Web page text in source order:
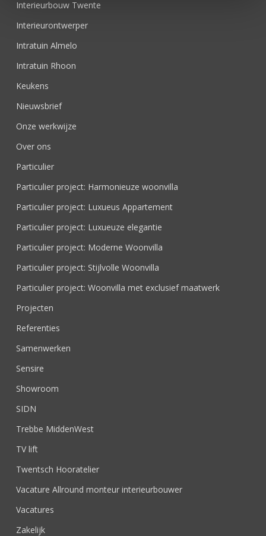
Interieurbouw Twente
Interieurontwerper
Intratuin Almelo
Intratuin Rhoon
Keukens
Nieuwsbrief
Onze werkwijze
Over ons
Particulier
Particulier project: Harmonieuze woonvilla
Particulier project: Luxueus Appartement
Particulier project: Luxueuze elegantie
Particulier project: Moderne Woonvilla
Particulier project: Stijlvolle Woonvilla
Particulier project: Woonvilla met exclusief maatwerk
Projecten
Referenties
Samenwerken
Sensire
Showroom
SIDN
Trebbe MiddenWest
TV lift
Twentsch Hooratelier
Vacature Allround monteur interieurbouwer
Vacatures
Zakelijk